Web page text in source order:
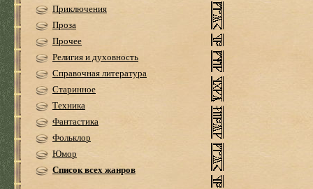
Приключения
Проза
Прочее
Религия и духовность
Справочная литература
Старинное
Техника
Фантастика
Фольклор
Юмор
Список всех жанров